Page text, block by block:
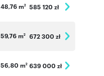
48,76 m2 585 120 zł
59,76 m2 672 300 zł
56,80 m2 639 000 zł